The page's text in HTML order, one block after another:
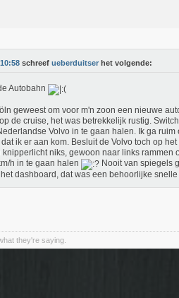
schreef ueberduitser het volgende:
Autobahn
geweest om voor m'n zoon een nieuwe
de cruise, het was betrekkelijk rustig.
Volvo in te gaan halen. Ik ga
ik er aan kom. Besluit de Volvo toch op
niks, gewoon naar links rammen
h in te gaan halen
Nooit van spiegels
dashboard, dat was een behoorlijke
they're saying.